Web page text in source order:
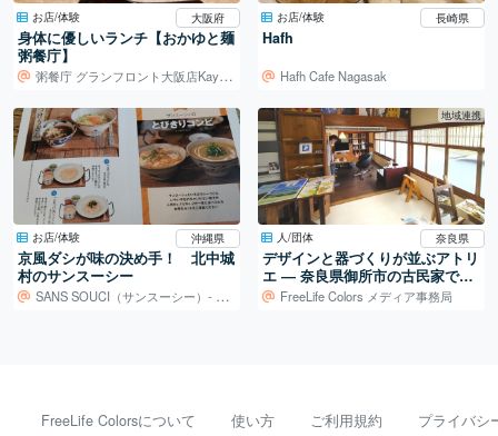
お店/体験 大阪府
身体に優しいランチ【おかゆと麺
粥餐庁】
粥餐庁 グランフロント大阪店Kayu-San-Chin
お店/体験 長崎県
Hafh
Hafh Cafe Nagasak
お店/体験 沖縄県
京風ダシが味の決め手！ 北中城
村のサンスーシー
SANS SOUCI（サンスーシー）- 沖縄/カフェ
地域連携
人/団体 奈良県
デザインと器づくりが並ぶアトリ
エ ― 奈良県御所市の古民家での
活動FreeLife Colors メディア事務局
FreeLife Colorsについて 使い方 ご利用規約 プライバシ